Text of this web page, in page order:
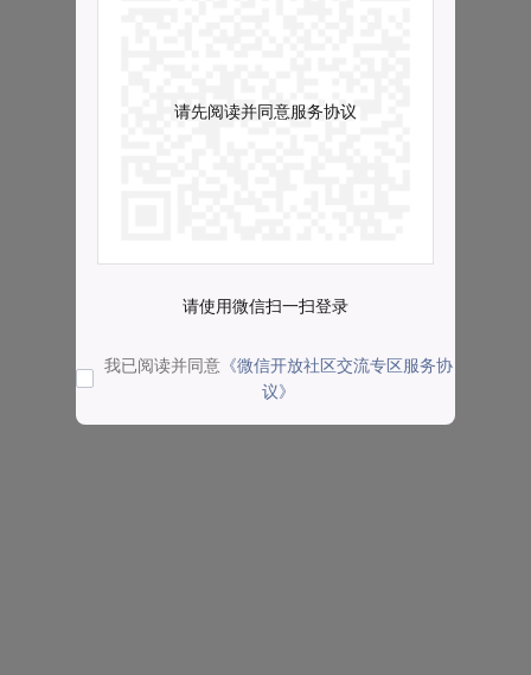
请先阅读并同意服务协议
请使用微信扫一扫登录
我已阅读并同意 《微信开放社区交流专区服务协
议》